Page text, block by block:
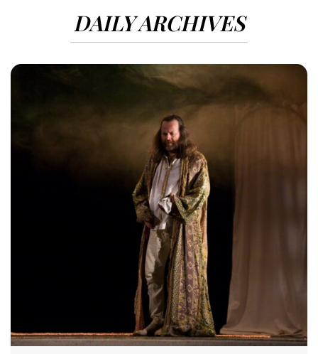
DAILY ARCHIVES